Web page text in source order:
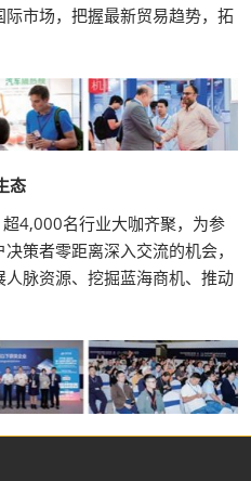
市场，把握最新贸易趋势，拓
态
4,000名行业大咖齐聚，为参
策者零距离深入交流的机会，
脉资源、挖掘蓝海商机、推动